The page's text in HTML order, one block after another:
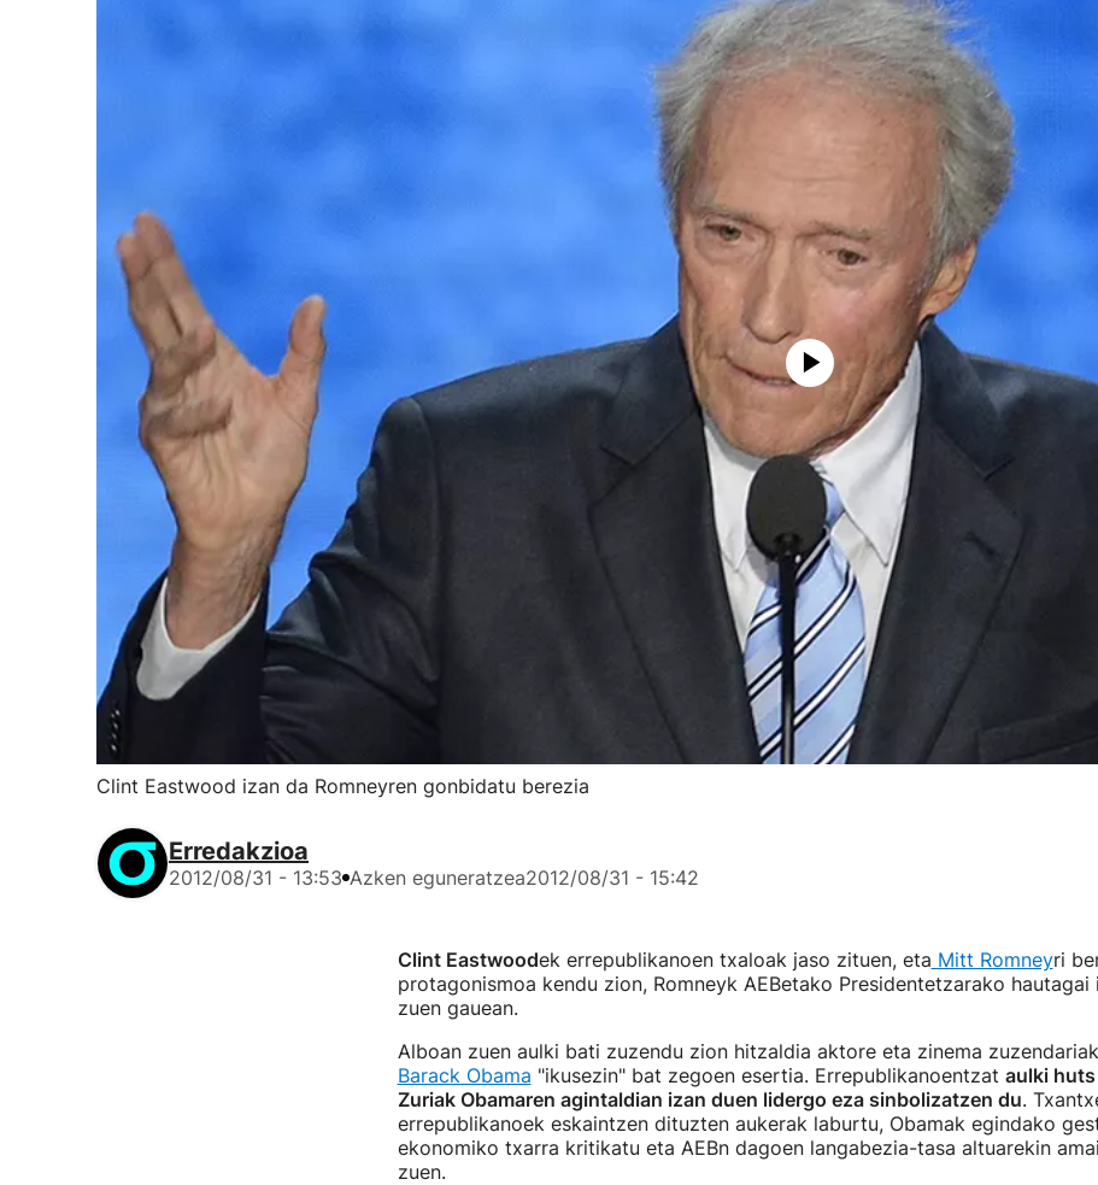
Clint Eastwood izan da Romneyren gonbidatu berezia
Erredakzioa
2012/08/31 - 13:53 Azken eguneratzea2012/08/31 - 15:42
Clint Eastwoodek errepublikanoen txaloak jaso zituen, eta Mitt Romneyri
protagonismoa kendu zion, Romneyk AEBetako Presidentetzarako
zuen gauean.
Alboan zuen aulki bati zuzendu zion hitzaldia aktore eta zinema
Barack Obama "ikusezin" bat zegoen esertia. Errepublikanoentzat aulki
Zuriak Obamaren agintaldian izan duen lidergo eza sinbolizatzen du.
errepublikanoek eskaintzen dituzten aukerak laburtu, Obamak egindako
ekonomiko txarra kritikatu eta AEBn dagoen langabezia-tasa altuarekin
zuen.